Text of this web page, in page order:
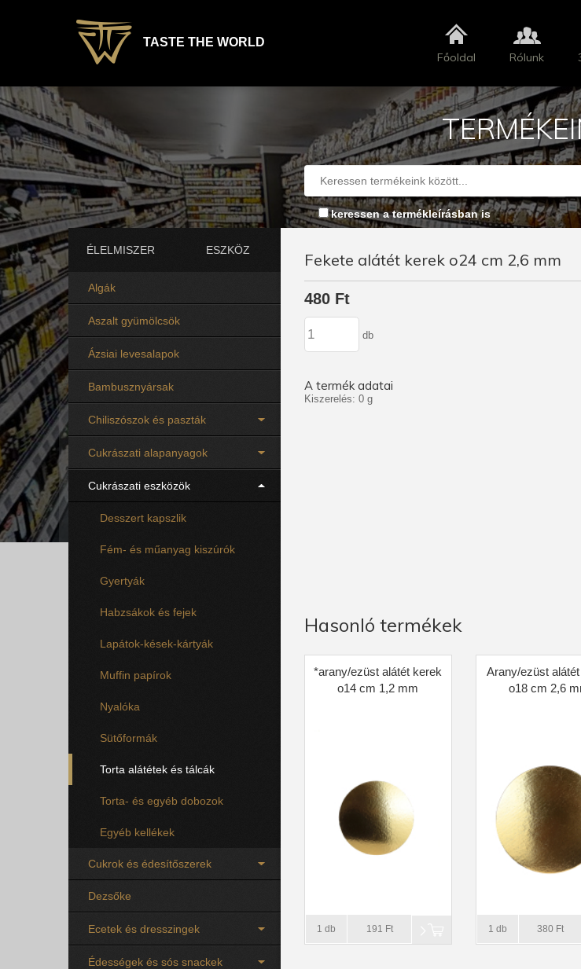
TASTE THE WORLD
Főoldal Rólunk
keressen a termékleírásban is
ÉLELMISZER ESZKÖZ
Algák
Aszalt gyümölcsök
Ázsiai levesalapok
Bambusznyársak
Chiliszószok és paszták
Cukrászati alapanyagok
Cukrászati eszközök
Desszert kapszlik
Fém- és műanyag kiszúrók
Gyertyák
Habzsákok és fejek
Lapátok-kések-kártyák
Muffin papírok
Nyalóka
Sütőformák
Torta alátétek és tálcák
Torta- és egyéb dobozok
Egyéb kellékek
Cukrok és édesítőszerek
Dezsőke
Ecetek és dresszingek
Édességek és sós snackek
Fekete alátét kerek o24 cm 2,6 mm
480 Ft
db
A termék adatai
Kiszerelés: 0 g
Hasonló termékek
*arany/ezüst alátét kerek
o14 cm 1,2 mm
1 db 191 Ft
Arany/ezüst
o18 cm 2,6
1 db 380 Ft